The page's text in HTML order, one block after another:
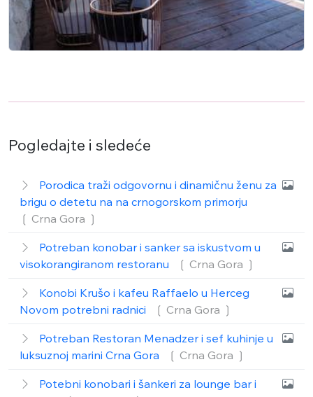
Pogledajte i sledeće
Porodica traži odgovornu i dinamičnu ženu za
brigu o detetu na na crnogorskom primorju
❲ Crna Gora ❳
Potreban konobar i sanker sa iskustvom u
visokorangiranom restoranu
❲ Crna Gora ❳
Konobi Krušo i kafeu Raffaelo u Herceg
Novom potrebni radnici
❲ Crna Gora ❳
Potreban Restoran Menadzer i sef kuhinje u
luksuznoj marini Crna Gora
❲ Crna Gora ❳
Potebni konobari i šankeri za lounge bar i